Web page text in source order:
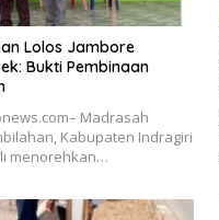
Lolos Jambore
Bukti Pembinaan
Madrasah
Kabupaten Indragiri
menorehkan…